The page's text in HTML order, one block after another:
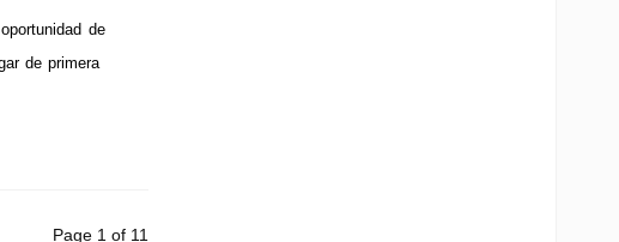
de
de primera
Page 1 of 11